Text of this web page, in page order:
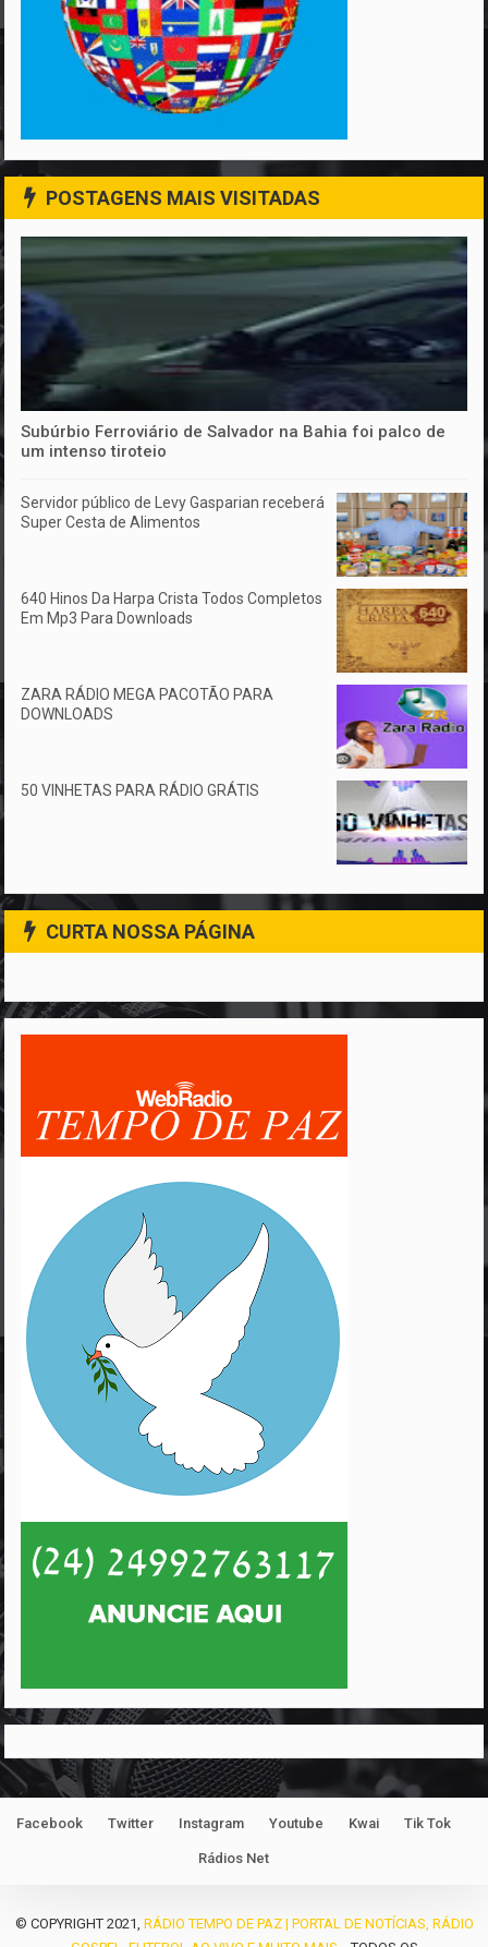
POSTAGENS MAIS VISITADAS
Subúrbio Ferroviário de Salvador na Bahia foi palco de
um intenso tiroteio
Servidor público de Levy Gasparian receberá
Super Cesta de Alimentos
640 Hinos Da Harpa Crista Todos Completos
Em Mp3 Para Downloads
ZARA RÁDIO MEGA PACOTÃO PARA
DOWNLOADS
50 VINHETAS PARA RÁDIO GRÁTIS
CURTA NOSSA PÁGINA
Facebook Twitter Instagram Youtube Kwai Tik Tok
Rádios Net
© COPYRIGHT 2021, RÁDIO TEMPO DE PAZ | PORTAL DE NOTÍCIAS, RÁDIO